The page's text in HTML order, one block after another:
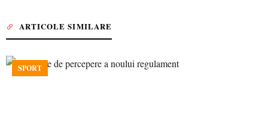
ARTICOLE SIMILARE
SPORT